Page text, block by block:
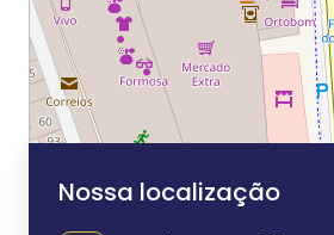
Nossa localização